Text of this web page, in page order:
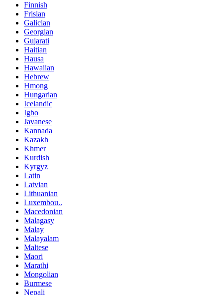
Finnish
Frisian
Galician
Georgian
Gujarati
Haitian
Hausa
Hawaiian
Hebrew
Hmong
Hungarian
Icelandic
Igbo
Javanese
Kannada
Kazakh
Khmer
Kurdish
Kyrgyz
Latin
Latvian
Lithuanian
Luxembou..
Macedonian
Malagasy
Malay
Malayalam
Maltese
Maori
Marathi
Mongolian
Burmese
Nepali